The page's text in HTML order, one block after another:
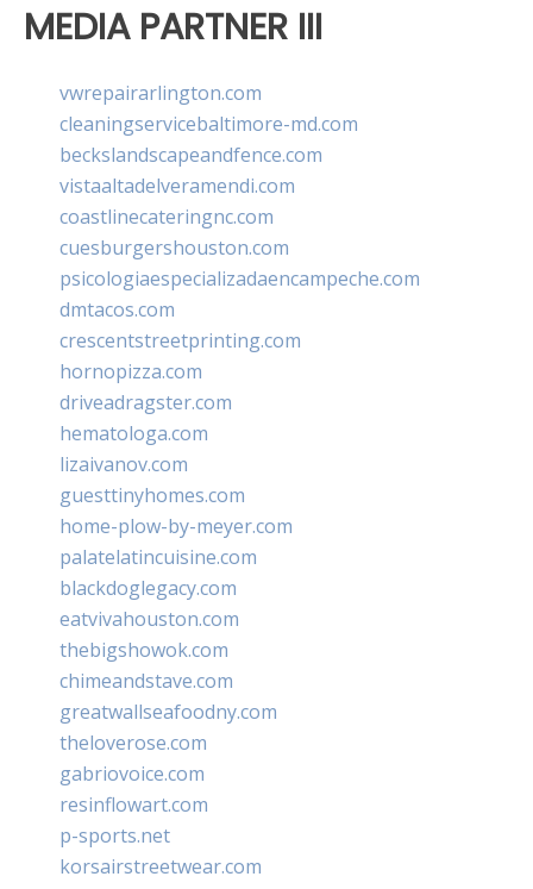
MEDIA PARTNER III
vwrepairarlington.com
cleaningservicebaltimore-md.com
beckslandscapeandfence.com
vistaaltadelveramendi.com
coastlinecateringnc.com
cuesburgershouston.com
psicologiaespecializadaencampeche.com
dmtacos.com
crescentstreetprinting.com
hornopizza.com
driveadragster.com
hematologa.com
lizaivanov.com
guesttinyhomes.com
home-plow-by-meyer.com
palatelatincuisine.com
blackdoglegacy.com
eatvivahouston.com
thebigshowok.com
chimeandstave.com
greatwallseafoodny.com
theloverose.com
gabriovoice.com
resinflowart.com
p-sports.net
korsairstreetwear.com